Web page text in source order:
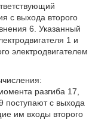
с выхода второго
6. Указанный
1 и
электродвигателем
разгиба 17,
поступают с выхода
им входы второго